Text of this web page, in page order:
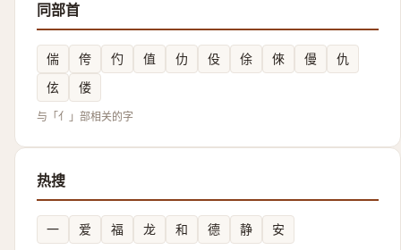
同部首
偳 侉 仢 值 仂 伇 俆 倈 僈
仇
伭
偻
与「亻」部相关的字
热搜
一 爱 福 龙 和 德 静 安